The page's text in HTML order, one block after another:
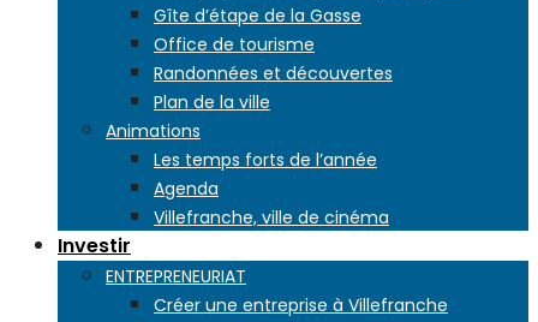
Gîte d’étape de la Gasse
Office de tourisme
Randonnées et découvertes
Plan de la ville
Animations
Les temps forts de l’année
Agenda
Villefranche, ville de cinéma
Investir
ENTREPRENEURIAT
Créer une entreprise à Villefranche